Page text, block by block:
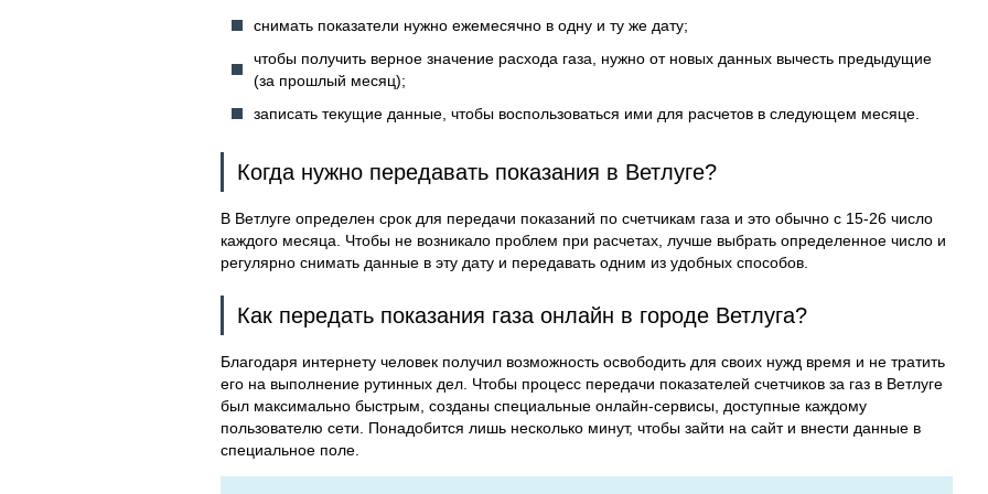
снимать показатели нужно ежемесячно в одну и ту же дату;
чтобы получить верное значение расхода газа, нужно от новых данных вычесть предыдущие
(за прошлый месяц);
записать текущие данные, чтобы воспользоваться ими для расчетов в следующем месяце.
Когда нужно передавать показания в Ветлуге?
В Ветлуге определен срок для передачи показаний по счетчикам газа и это обычно с 15-26 число
каждого месяца. Чтобы не возникало проблем при расчетах, лучше выбрать определенное число и
регулярно снимать данные в эту дату и передавать одним из удобных способов.
Как передать показания газа онлайн в городе Ветлуга?
Благодаря интернету человек получил возможность освободить для своих нужд время и не тратить
его на выполнение рутинных дел. Чтобы процесс передачи показателей счетчиков за газ в Ветлуге
был максимально быстрым, созданы специальные онлайн-сервисы, доступные каждому
пользователю сети. Понадобится лишь несколько минут, чтобы зайти на сайт и внести данные в
специальное поле.